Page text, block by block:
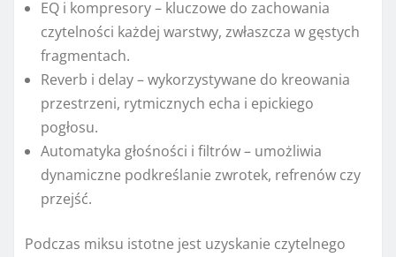
EQ i kompresory – kluczowe do zachowania
czytelności każdej warstwy, zwłaszcza w gęstych
fragmentach.
Reverb i delay – wykorzystywane do kreowania
przestrzeni, rytmicznych echa i epickiego
pogłosu.
Automatyka głośności i filtrów – umożliwia
dynamiczne podkreślanie zwrotek, refrenów czy
przejść.
Podczas miksu istotne jest uzyskanie czytelnego